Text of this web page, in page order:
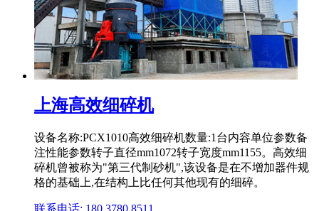
上海高效细碎机
设备名称:PCX1010高效细碎机数量:1台内容单位参数备
注性能参数转子直径mm1072转子宽度mm1155。高效细
碎机曾被称为"第三代制砂机",该设备是在不增加器件规
格的基础上,在结构上比任何其他现有的细碎。
联系电话: 180 3780 8511